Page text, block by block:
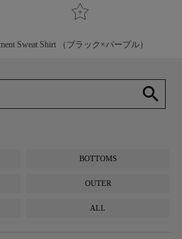
Sweat Shirt （ブラック×パープル）
search
BOTTOMS
OUTER
ALL